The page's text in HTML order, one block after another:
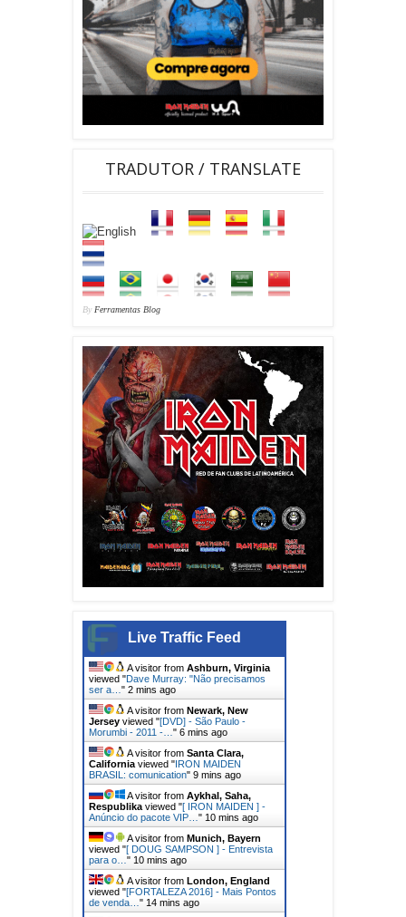
TRADUTOR / TRANSLATE
By Ferramentas Blog
Live Traffic Feed
A visitor from Ashburn, Virginia
viewed "Dave Murray: "Não precisamos
ser a… " 2 mins ago
A visitor from Newark, New
Jersey viewed "[DVD] - São Paulo -
Morumbi - 2011 -… " 6 mins ago
A visitor from Santa Clara,
California viewed "IRON MAIDEN
BRASIL: comunication" 9 mins ago
A visitor from Aykhal, Saha,
Respublika viewed "[ IRON MAIDEN ] -
Anúncio do pacote VIP… " 10 mins ago
A visitor from Munich, Bayern
viewed "[ DOUG SAMPSON ] - Entrevista
para o… " 10 mins ago
A visitor from London, England
viewed "[FORTALEZA 2016] - Mais Pontos
de venda… " 14 mins ago